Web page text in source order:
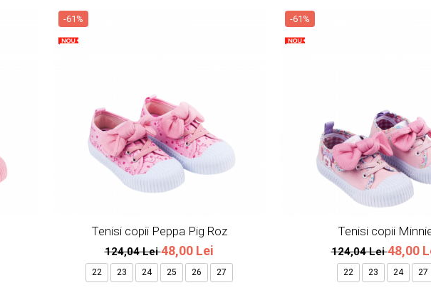
-61%
Tenisi copii Peppa Pig Roz
124,04 Lei48,00 Lei
22 23 24 25 26 27
-61%
Tenisi copii
124,04 Lei48,00
22 23 24 27